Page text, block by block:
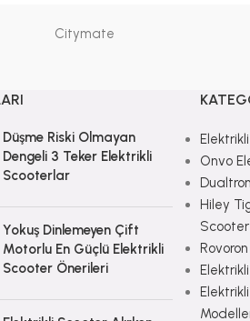
Citymate
Düşme Riski Olmayan
Dengeli 3 Teker Elektrikli
Scooterlar
Yokuş Dinlemeyen Çift
Motorlu En Güçlü Elektrikli
Scooter Önerileri
Onvo
Hiley
Scooter